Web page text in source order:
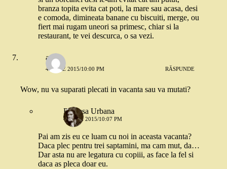
branza topita evita cat poti, la mare sau acasa, desi
e comoda, dimineata banane cu biscuiti, merge, ou
fiert mai rugam uneori sa primesc, chiar si la
restaurant, te vei descurca, o sa vezi.
anca
4 IUNIE 2015/10:00 PM RĂSPUNDE
Wow, nu va suparati plecati in vacanta sau va mutati?
Printesa Urbana
4 IUNIE 2015/10:07 PM
Pai am zis eu ce luam cu noi in aceasta vacanta?
Daca plec pentru trei saptamini, ma cam mut, da…
Dar asta nu are legatura cu copiii, as face la fel si
daca as pleca doar eu.